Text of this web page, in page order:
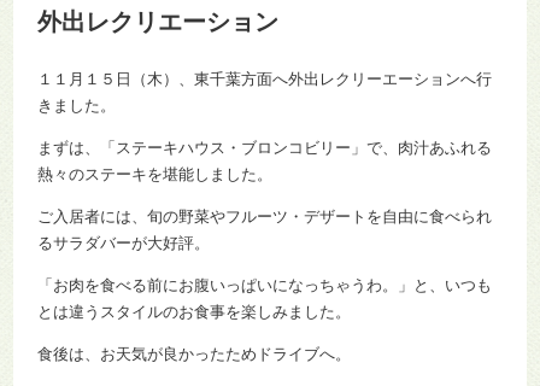
外出レクリエーション
１１月１５日（木）、東千葉方面へ外出レクリーエーションへ行
きました。
まずは、「ステーキハウス・ブロンコビリー」で、肉汁あふれる
熱々のステーキを堪能しました。
ご入居者には、旬の野菜やフルーツ・デザートを自由に食べられ
るサラダバーが大好評。
「お肉を食べる前にお腹いっぱいになっちゃうわ。」と、いつも
とは違うスタイルのお食事を楽しみました。
食後は、お天気が良かったためドライブへ。